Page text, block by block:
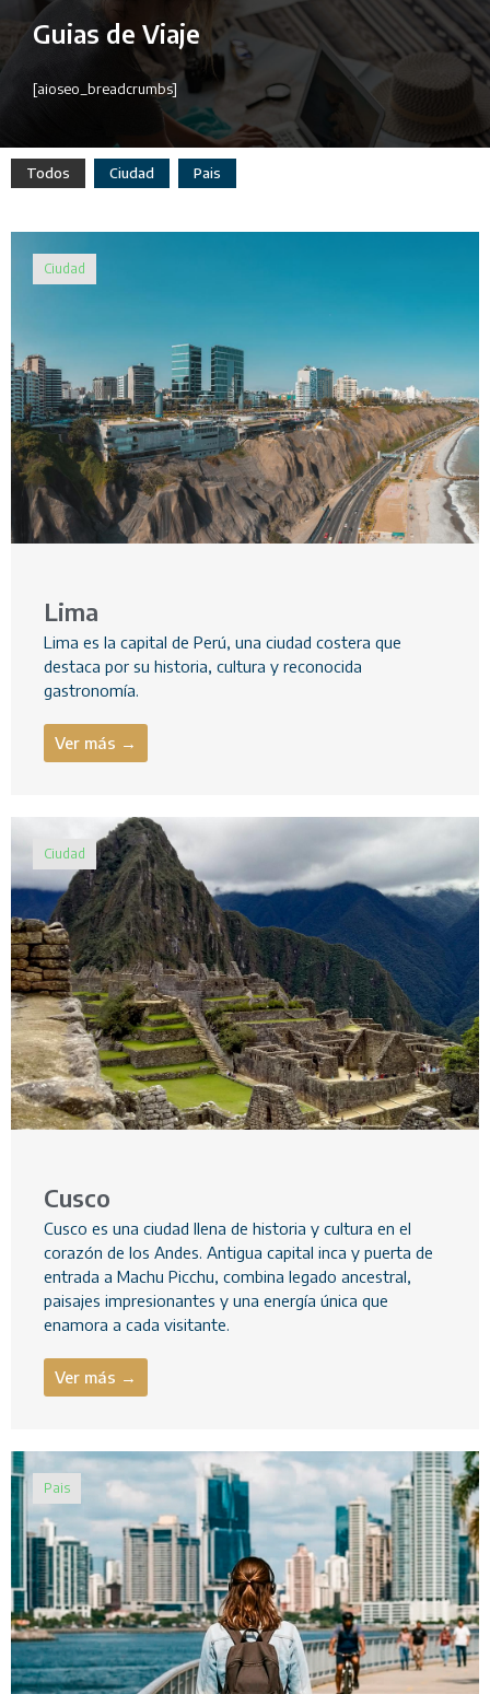
Guias de Viaje
[aioseo_breadcrumbs]
Todos Ciudad Pais
Ciudad
Lima
Lima es la capital de Perú, una ciudad costera que
destaca por su historia, cultura y reconocida
gastronomía.
Ver más →
Ciudad
Cusco
Cusco es una ciudad llena de historia y cultura en el
corazón de los Andes. Antigua capital inca y puerta de
entrada a Machu Picchu, combina legado ancestral,
paisajes impresionantes y una energía única que
enamora a cada visitante.
Ver más →
Pais